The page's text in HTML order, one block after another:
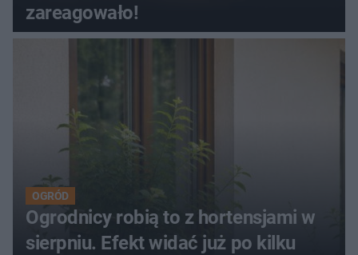
zareagowało!
OGRÓD
Ogrodnicy robią to z hortensjami w
sierpniu. Efekt widać już po kilku